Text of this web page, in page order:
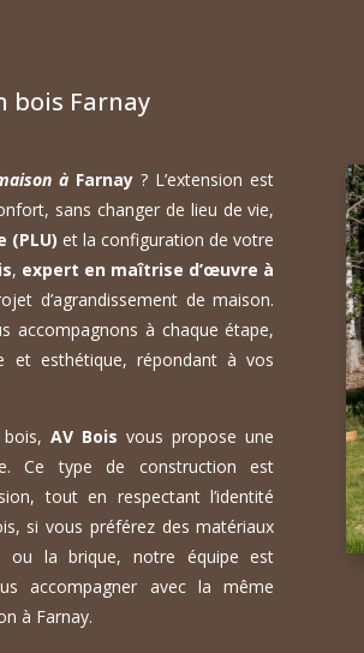
bois Farnay
à Farnay ? L’extension est
sans changer de lieu de vie,
(PLU) et la configuration de votre
, expert en maîtrise d’œuvre à
d’agrandissement de maison.
accompagnons à chaque étape,
et esthétique, répondant à vos
bois,AV Bois vous propose une
Ce type de construction est
tout en respectant l’identité
si vous préférez des matériaux
ou la brique, notre équipe est
accompagner avec la même
à Farnay.